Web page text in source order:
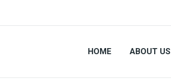
HOME ABOUT US